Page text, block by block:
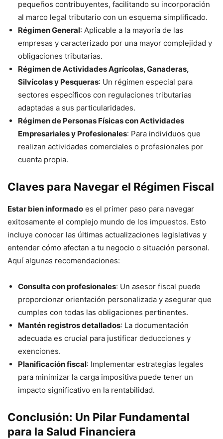
pequeños contribuyentes, facilitando su incorporación
al marco legal tributario con un esquema simplificado.
Régimen General: Aplicable a la mayoría de las
empresas y caracterizado por una mayor complejidad y
obligaciones tributarias.
Régimen de Actividades Agrícolas, Ganaderas,
Silvícolas y Pesqueras: Un régimen especial para
sectores específicos con regulaciones tributarias
adaptadas a sus particularidades.
Régimen de Personas Físicas con Actividades
Empresariales y Profesionales: Para individuos que
realizan actividades comerciales o profesionales por
cuenta propia.
Claves para Navegar el Régimen Fiscal
Estar bien informado es el primer paso para navegar
exitosamente el complejo mundo de los impuestos. Esto
incluye conocer las últimas actualizaciones legislativas y
entender cómo afectan a tu negocio o situación personal.
Aquí algunas recomendaciones:
Consulta con profesionales: Un asesor fiscal puede
proporcionar orientación personalizada y asegurar que
cumples con todas las obligaciones pertinentes.
Mantén registros detallados: La documentación
adecuada es crucial para justificar deducciones y
exenciones.
Planificación fiscal: Implementar estrategias legales
para minimizar la carga impositiva puede tener un
impacto significativo en la rentabilidad.
Conclusión: Un Pilar Fundamental
para la Salud Financiera